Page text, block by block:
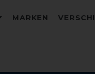
MARKEN